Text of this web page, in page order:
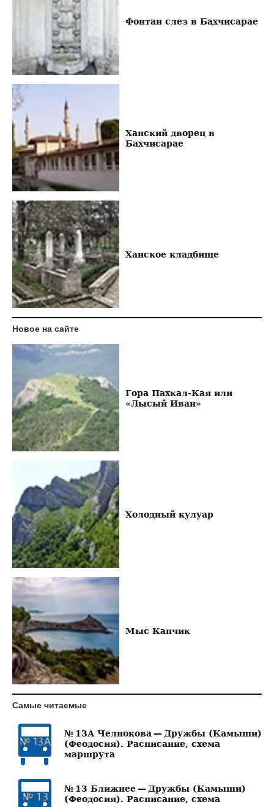
Фонтан слез в Бахчисарае
Ханский дворец в
Бахчисарае
Ханское кладбище
Новое на сайте
Гора Пахкал-Кая или
«Лысый Иван»
Холодный кулуар
Мыс Капчик
Самые читаемые
№ 13А Челнокова — Дружбы (Камыши)
(Феодосия). Расписание, схема
маршрута
№ 13 Ближнее — Дружбы (Камыши)
(Феодосия). Расписание, схема